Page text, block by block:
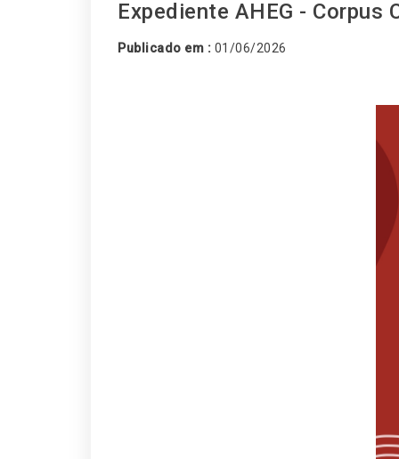
Expediente AHEG - Corpus
Publicado em : 01/06/2026